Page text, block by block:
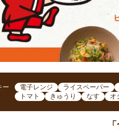
ー
電子レンジ ライスペーパー
トマト
きゅうり なす オ